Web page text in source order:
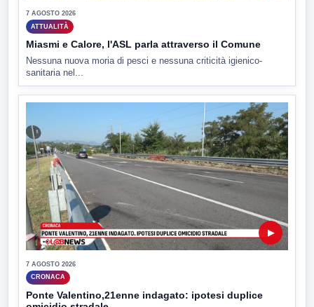
7 AGOSTO 2026
ATTUALITÀ
Miasmi e Calore, l'ASL parla attraverso il Comune
Nessuna nuova moria di pesci e nessuna criticità igienico-
sanitaria nel...
▶
7 AGOSTO 2026
CRONACA
Ponte Valentino,21enne indagato: ipotesi duplice